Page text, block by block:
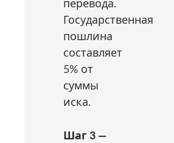
перевода.
Государственная
пошлина
составляет
5% от
суммы
иска.
Шаг 3 —